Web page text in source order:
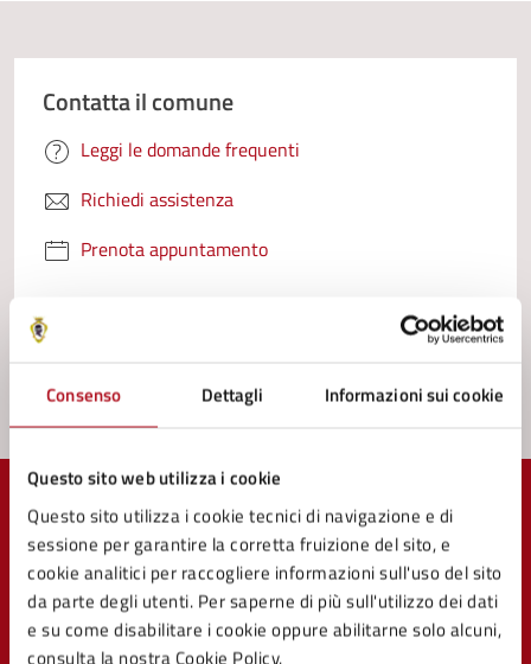
Consenso Dettagli Informazioni sui cookie
Questo sito web utilizza i cookie
Questo sito utilizza i cookie tecnici di navigazione e di
sessione per garantire la corretta fruizione del sito, e
cookie analitici per raccogliere informazioni sull'uso del sito
da parte degli utenti. Per saperne di più sull'utilizzo dei dati
e su come disabilitare i cookie oppure abilitarne solo alcuni,
consulta la nostra Cookie Policy.
Contatta il comune
Leggi le domande frequenti
Richiedi assistenza
Prenota appuntamento
Problemi in città
Comune di Mercato Saraceno